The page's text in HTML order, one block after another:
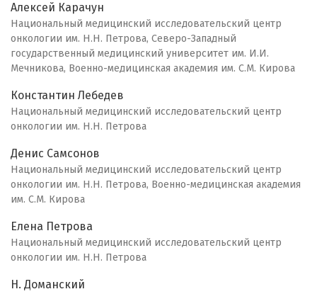
Алексей Карачун
Национальный медицинский исследовательский центр
онкологии им. Н.Н. Петрова, Северо-Западный
государственный медицинский университет им. И.И.
Мечникова, Военно-медицинская академия им. С.М. Кирова
Константин Лебедев
Национальный медицинский исследовательский центр
онкологии им. Н.Н. Петрова
Денис Самсонов
Национальный медицинский исследовательский центр
онкологии им. Н.Н. Петрова, Военно-медицинская академия
им. С.М. Кирова
Елена Петрова
Национальный медицинский исследовательский центр
онкологии им. Н.Н. Петрова
Н. Доманский